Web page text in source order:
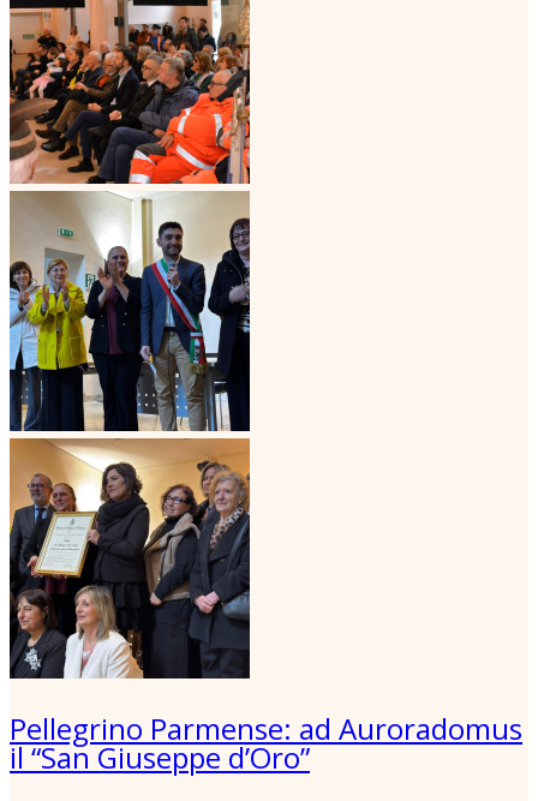
Pellegrino Parmense: ad Auroradomus
il “San Giuseppe d’Oro”